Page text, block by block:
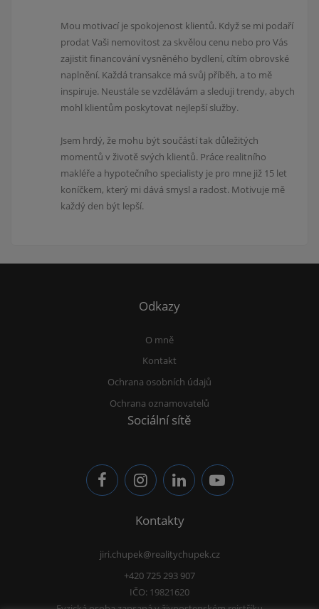
Mou motivací je spokojenost klientů. Když se mi podaří
prodat Vaši nemovitost za skvělou cenu nebo pro Vás
zajistit financování vysněného bydlení, cítím obrovské
naplnění. Každá transakce má svůj příběh, a to mě
inspiruje. Neustále se vzdělávám a sleduji trendy, abych
mohl klientům poskytovat nejlepší služby.
Jsem hrdý, že mohu být součástí tak důležitých
momentů v životě svých klientů. Práce realitního
makléře a hypotečního specialisty je pro mne již 15 let
koníčkem, který mi dává smysl a radost. Motivuje mě
každý den být lepší.
Odkazy
O mně
Kontakt
Ochrana osobních údajů
Ochrana oznamovatelů
Sociální sítě
Kontakty
jiri.chupek@realitychupek.cz
+420 725 293 907
IČO: 19821620